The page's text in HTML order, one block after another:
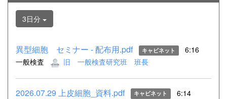
3日分
異型細胞 セミナー - 配布用.pdf キャビネット
6:16
一般検査
旧 一般検査研究班 班長
2026.07.29 上皮細胞_資料.pdf キャビネット
6:14